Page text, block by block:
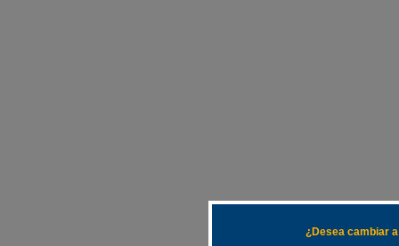
¿Desea cambiar